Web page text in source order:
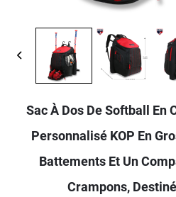
Sac À Dos De Softball En
Personnalisé KOP En
Battements Et Un
Crampons,